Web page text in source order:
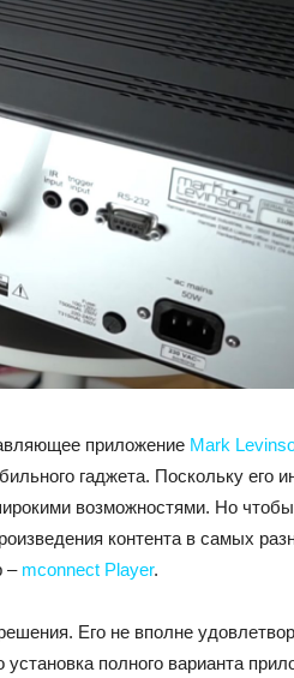
приложение Mark
гаджета. Поскольку его
возможностями. Но
контента в самых
– mconnect Playe‪r‬.
Его не вполне
полного варианта